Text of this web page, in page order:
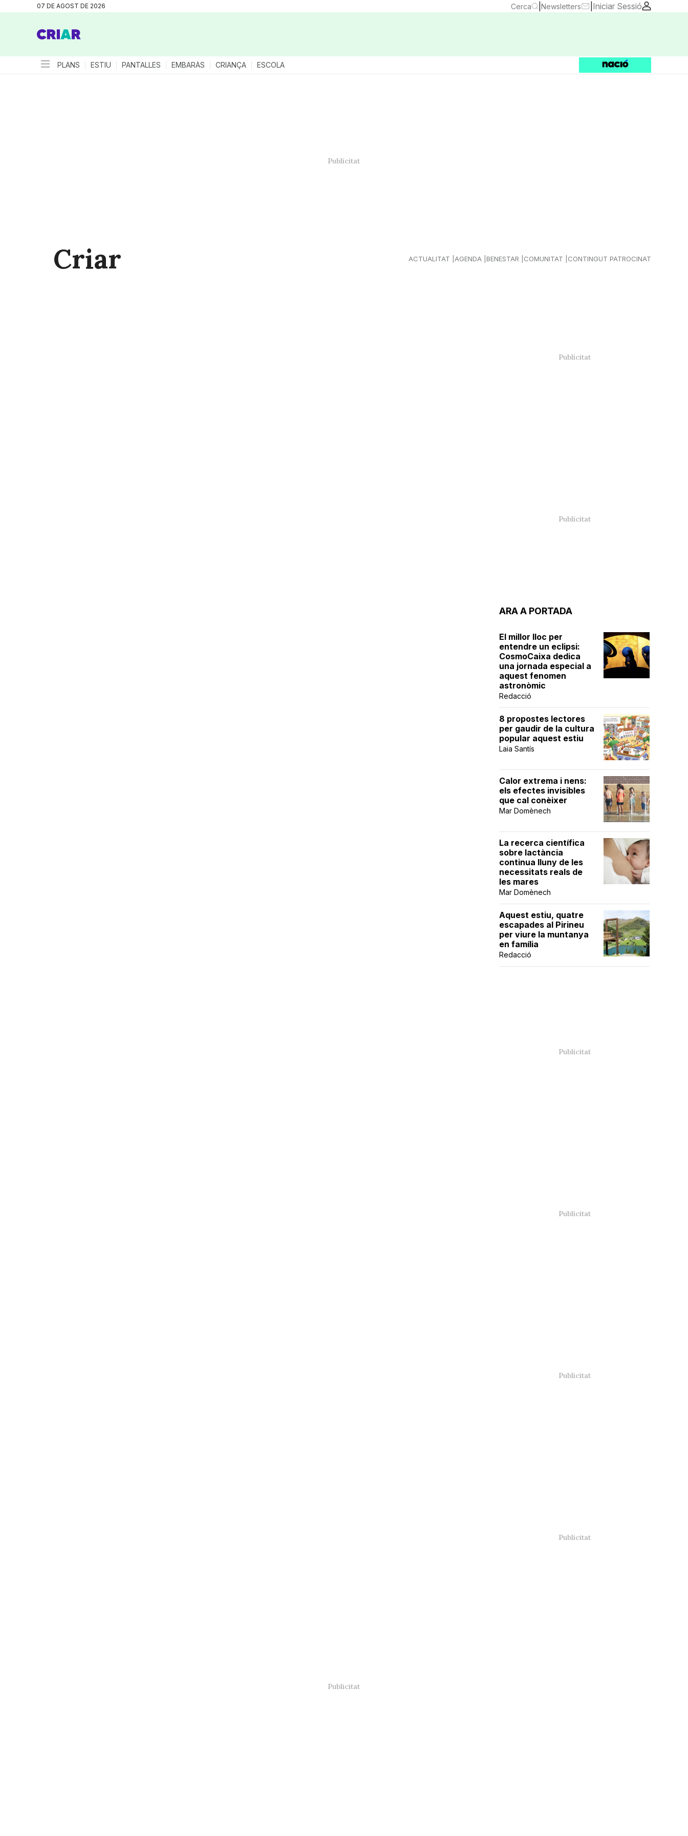
07 DE AGOST DE 2026 Cerca Newsletters Iniciar Sessió
PLANS ESTIU PANTALLES EMBARÀS CRIANÇA ESCOLA
Criar ACTUALITAT AGENDA BENESTAR COMUNITAT CONTINGUT PATROCINAT
ARA A PORTADA
El millor lloc per
entendre un eclipsi:
CosmoCaixa dedica
una jornada especial a
aquest fenomen
astronòmic
Redacció
8 propostes lectores
per gaudir de la cultura
popular aquest estiu
Laia Santís
Calor extrema i nens:
els efectes invisibles
que cal conèixer
Mar Domènech
La recerca científica
sobre lactància
continua lluny de les
necessitats reals de
les mares
Mar Domènech
Aquest estiu, quatre
escapades al Pirineu
per viure la muntanya
en família
Redacció